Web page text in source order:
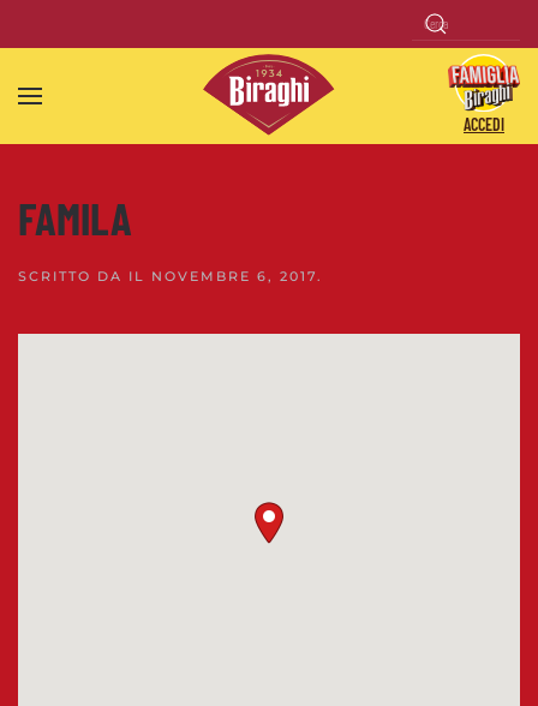
Skip to main content
ACCEDI
FAMILA
SCRITTO DA IL NOVEMBRE 6, 2017.